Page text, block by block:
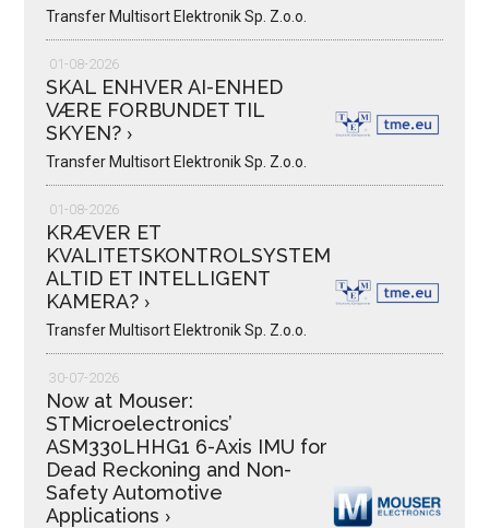
Transfer Multisort Elektronik Sp. Z.o.o.
01-08-2026
SKAL ENHVER AI-ENHED
VÆRE FORBUNDET TIL
SKYEN? ›
Transfer Multisort Elektronik Sp. Z.o.o.
01-08-2026
KRÆVER ET
KVALITETSKONTROLSYSTEM
ALTID ET INTELLIGENT
KAMERA? ›
Transfer Multisort Elektronik Sp. Z.o.o.
30-07-2026
Now at Mouser:
STMicroelectronics’
ASM330LHHG1 6-Axis IMU for
Dead Reckoning and Non-
Safety Automotive
Applications ›